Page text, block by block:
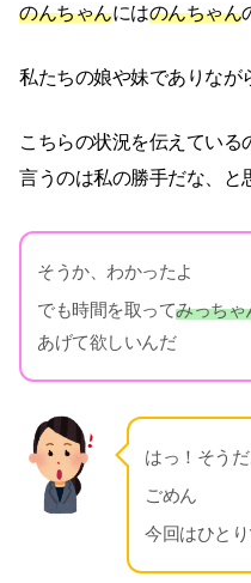
のんちゃんにはのんちゃん
私たちの娘や妹でありなが
こちらの状況を伝えている
言うのは私の勝手だな、と
そうか、わかったよ
でも時間を取ってみっちゃ
あげて欲しいんだ
はっ！そう
ごめん
今回はひと